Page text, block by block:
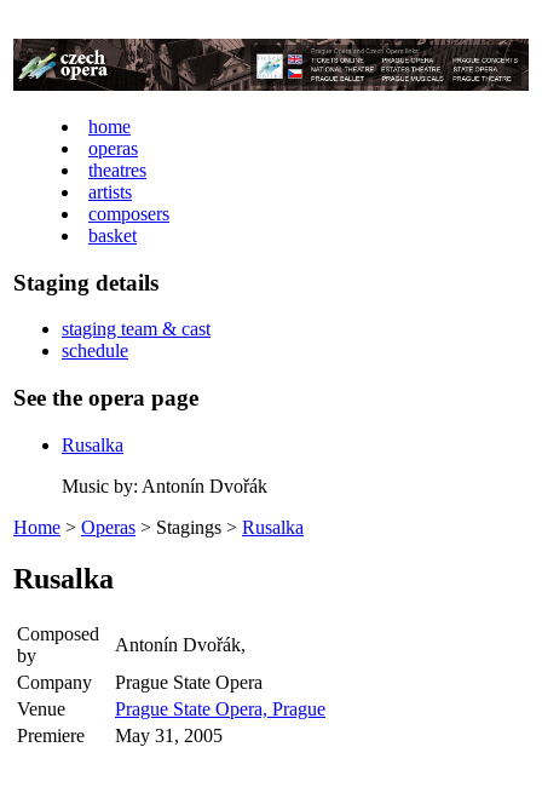
home
operas
theatres
artists
composers
basket
Staging details
staging team & cast
schedule
See the opera page
Rusalka
Music by: Antonín Dvořák
Home > Operas > Stagings > Rusalka
Rusalka
Composed
by
Antonín Dvořák,
Company
Prague State Opera
Venue
Prague State Opera, Prague
Premiere
May 31, 2005